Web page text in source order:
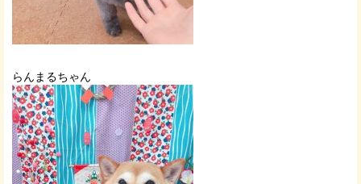
らんまるちゃん